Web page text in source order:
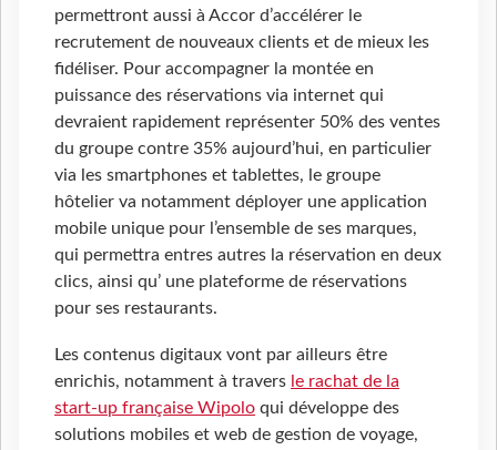
permettront aussi à Accor d’accélérer le
recrutement de nouveaux clients et de mieux les
fidéliser. Pour accompagner la montée en
puissance des réservations via internet qui
devraient rapidement représenter 50% des ventes
du groupe contre 35% aujourd’hui, en particulier
via les smartphones et tablettes, le groupe
hôtelier va notamment déployer une application
mobile unique pour l’ensemble de ses marques,
qui permettra entres autres la réservation en deux
clics, ainsi qu’ une plateforme de réservations
pour ses restaurants.
Les contenus digitaux vont par ailleurs être
enrichis, notamment à travers le rachat de la
start-up française Wipolo qui développe des
solutions mobiles et web de gestion de voyage,